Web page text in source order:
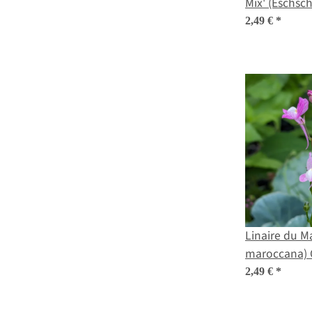
graines
2,49 € *
Linaire du
maroccana)
2,49 € *